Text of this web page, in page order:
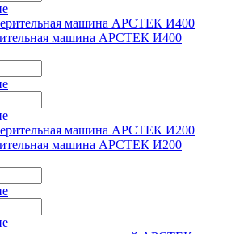
машина АРСТЕК И400
машина АРСТЕК И200